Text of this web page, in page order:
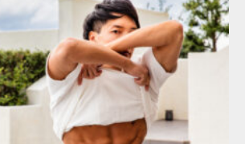
Update:2023.02.11
マッチョ オレンジの人 AKIHITO(細マッチョ) 腹
筋 宗像 (福岡)
ロード